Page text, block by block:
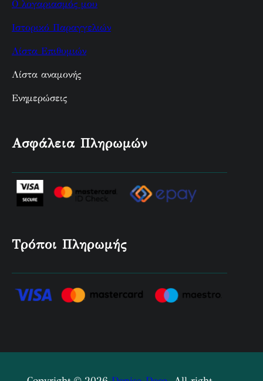
Ο λογαριασμός μου
Ιστορικό Παραγγελιών
Λίστα Επιθυμιών
Λίστα αναμονής
Ενημερώσεις
Ασφάλεια Πληρωμών
Τρόποι Πληρωμής